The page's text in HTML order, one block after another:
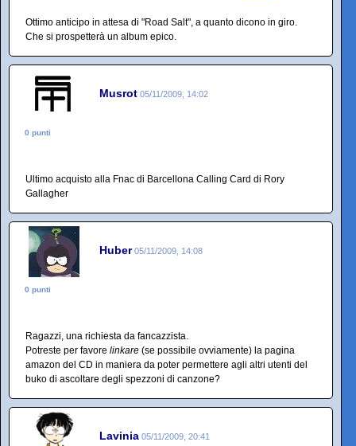
Ottimo anticipo in attesa di "Road Salt", a quanto dicono in giro.
Che si prospetterà un album epico.
Musrot 05/11/2009, 14:02
0 punti
Ultimo acquisto alla Fnac di Barcellona Calling Card di Rory
Gallagher
Huber 05/11/2009, 14:08
0 punti
Ragazzi, una richiesta da fancazzista.
Potreste per favore linkare (se possibile ovviamente) la pagina
amazon del CD in maniera da poter permettere agli altri utenti del
buko di ascoltare degli spezzoni di canzone?
Lavinia 05/11/2009, 20:41